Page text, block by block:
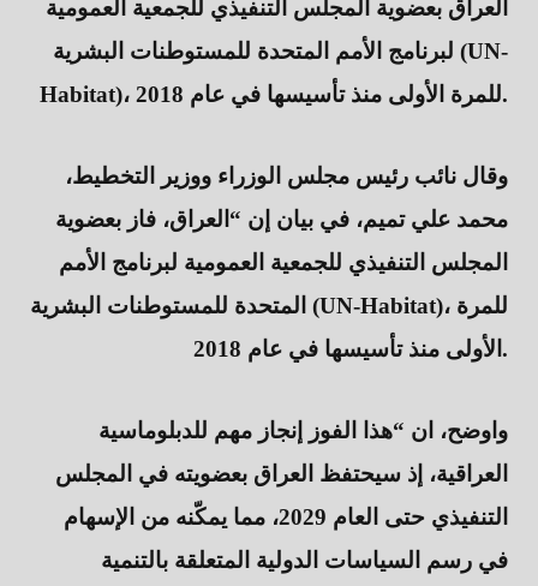
العراق بعضوية المجلس التنفيذي للجمعية العمومية
لبرنامج الأمم المتحدة للمستوطنات البشرية (UN-
Habitat)، للمرة الأولى منذ تأسيسها في عام 2018.
وقال نائب رئيس مجلس الوزراء ووزير التخطيط،
محمد علي تميم، في بيان إن “العراق، فاز بعضوية
المجلس التنفيذي للجمعية العمومية لبرنامج الأمم
المتحدة للمستوطنات البشرية (UN-Habitat)، للمرة
الأولى منذ تأسيسها في عام 2018.
واوضح، ان “هذا الفوز إنجاز مهم للدبلوماسية
العراقية، إذ سيحتفظ العراق بعضويته في المجلس
التنفيذي حتى العام 2029، مما يمكّنه من الإسهام
في رسم السياسات الدولية المتعلقة بالتنمية